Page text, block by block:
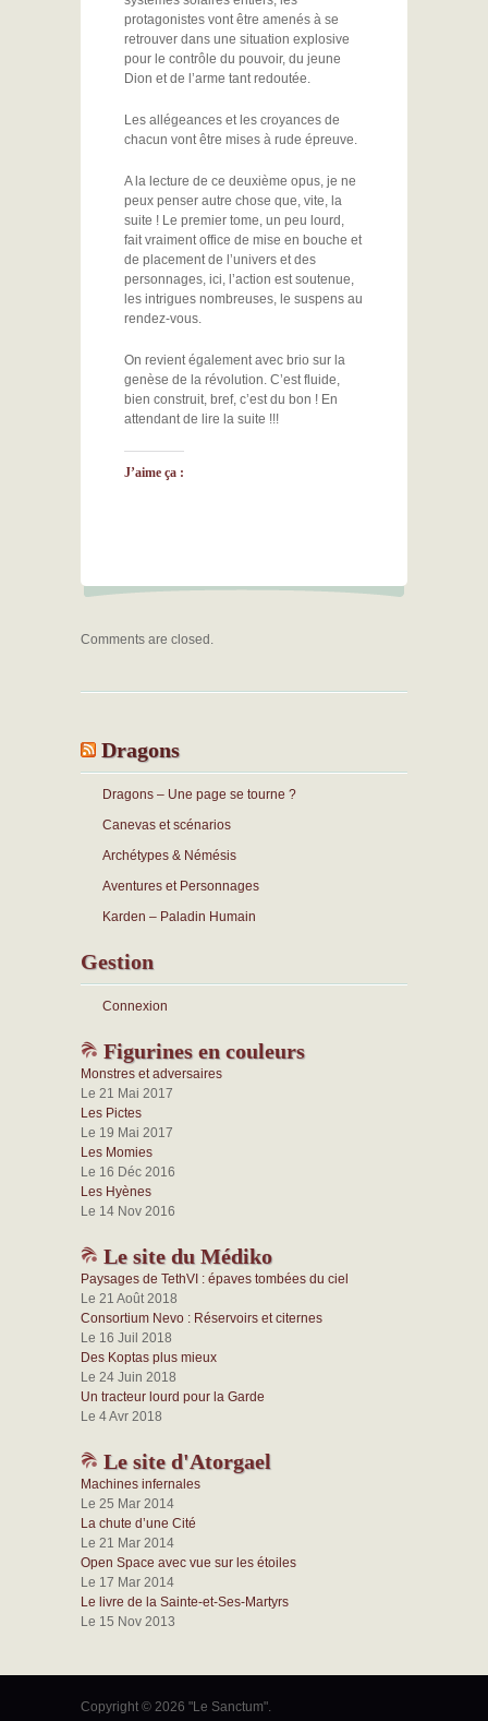
protagonistes vont être amenés à se
retrouver dans une situation explosive
pour le contrôle du pouvoir, du jeune
Dion et de l’arme tant redoutée.
Les allégeances et les croyances de
chacun vont être mises à rude épreuve.
A la lecture de ce deuxième opus, je ne
peux penser autre chose que, vite, la
suite ! Le premier tome, un peu lourd,
fait vraiment office de mise en bouche et
de placement de l’univers et des
personnages, ici, l’action est soutenue,
les intrigues nombreuses, le suspens au
rendez-vous.
On revient également avec brio sur la
genèse de la révolution. C’est fluide,
bien construit, bref, c’est du bon ! En
attendant de lire la suite !!!
J’aime ça :
Comments are closed.
Dragons
Dragons – Une page se tourne ?
Canevas et scénarios
Archétypes & Némésis
Aventures et Personnages
Karden – Paladin Humain
Gestion
Connexion
Figurines en couleurs
Monstres et adversaires
Le 21 Mai 2017
Les Pictes
Le 19 Mai 2017
Les Momies
Le 16 Déc 2016
Les Hyènes
Le 14 Nov 2016
Le site du Médiko
Paysages de TethVI : épaves tombées du ciel
Le 21 Août 2018
Consortium Nevo : Réservoirs et citernes
Le 16 Juil 2018
Des Koptas plus mieux
Le 24 Juin 2018
Un tracteur lourd pour la Garde
Le 4 Avr 2018
Le site d'Atorgael
Machines infernales
Le 25 Mar 2014
La chute d’une Cité
Le 21 Mar 2014
Open Space avec vue sur les étoiles
Le 17 Mar 2014
Le livre de la Sainte-et-Ses-Martyrs
Le 15 Nov 2013
Copyright © 2026 "Le Sanctum".